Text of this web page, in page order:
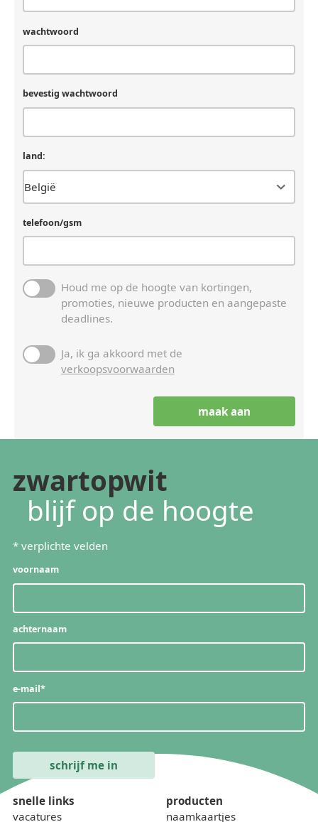
wachtwoord
bevestig wachtwoord
land:
telefoon/gsm
Houd me op de hoogte van kortingen,
promoties, nieuwe producten en aangepaste
deadlines.
Ja, ik ga akkoord met de
verkoopsvoorwaarden
zwartopwit
blijf op de hoogte
* verplichte velden
voornaam
achternaam
e-mail*
snelle links
vacatures
producten
naamkaartjes